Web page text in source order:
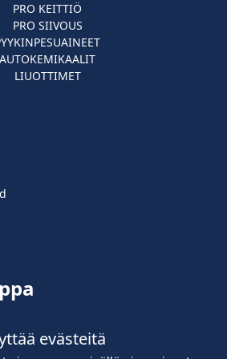
PRO KEITTIÖ
PRO SIIVOUS
AUTOKEMIKAALIT
LIUOTTIMET
evästeitä